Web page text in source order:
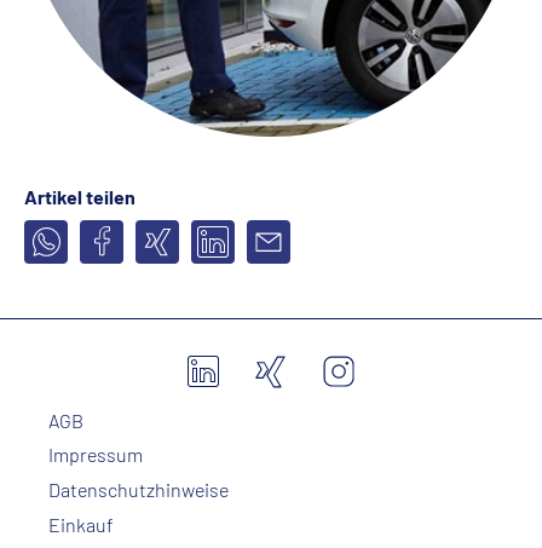
Artikel teilen
AGB
Impressum
Datenschutzhinweise
Einkauf